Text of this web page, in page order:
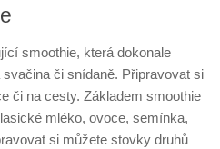
smoothie, která dokonale
či snídaně. Připravovat si
či na cesty. Základem smoothie
mléko, ovoce, semínka,
si můžete stovky druhů